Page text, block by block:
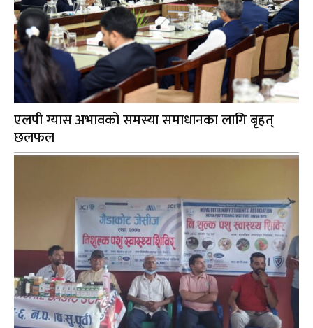
एलपी ग्यास अभावको समस्या समाधानका लागि बृहत्
छलफल